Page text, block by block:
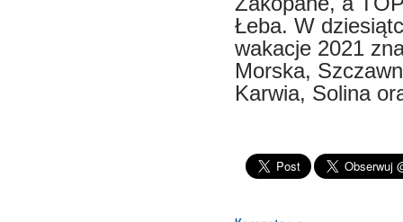
Łeba. W
wakacje 2021
Morska,
Karwia, Solina